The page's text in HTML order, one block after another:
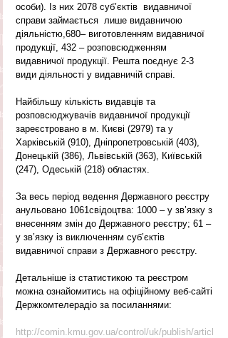
особи). Із них 2078 суб’єктів  видавничої
справи займається  лише видавничою
діяльністю,680– виготовленням видавничої
продукції, 432 – розповсюдженням
видавничої продукції. Решта поєднує 2-3
види діяльності у видавничій справі.
Найбільшу кількість видавців та
розповсюджувачів видавничої продукції
зареєстровано в м. Києві (2979) та у
Харківській (910), Дніпропетровській (403),
Донецькій (386), Львівській (363), Київській
(247), Одеській (218) областях.
За весь період ведення Державного реєстру
анульовано 1061свідоцтва: 1000 – у зв’язку з
внесенням змін до Державного реєстру; 61 –
у зв’язку із виключенням суб’єктів
видавничої справи з Державного реєстру.
Детальніше із статистикою та реєстром
можна ознайомитись на офіційному веб-сайті
Держкомтелерадіо за посиланнями:
http://comin.kmu.gov.ua/control/uk/publish/articl